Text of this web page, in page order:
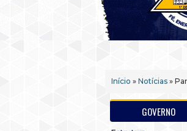
Início » Notícias »
GOVERNO